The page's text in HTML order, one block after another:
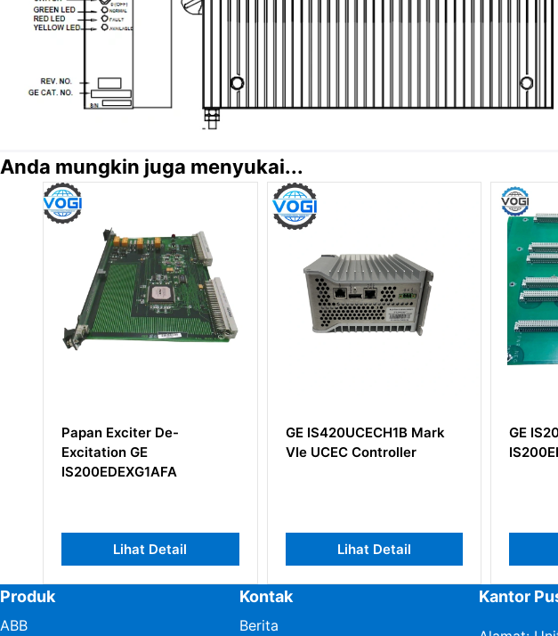
Anda mungkin juga menyukai...
GE IS420UCECH1B Mark
VIe UCEC Controller
Lihat Detail
GE IS200ERBPG1A
IS200ERBPG1ACA
Lihat Detail
GE
Produk
ABB
Kontak
Berita
Kantor